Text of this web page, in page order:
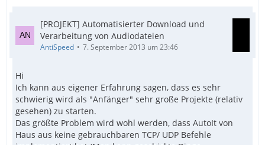
[PROJEKT] Automatisierter Download und
Verarbeitung von Audiodateien
AntiSpeed 7. September 2013 um 23:46
Hi
Ich kann aus eigener Erfahrung sagen, dass es sehr
schwierig wird als "Anfänger" sehr große Projekte (relativ
gesehen) zu starten.
Das größte Problem wird wohl werden, dass AutoIt von
Haus aus keine gebrauchbaren TCP/ UDP Befehle